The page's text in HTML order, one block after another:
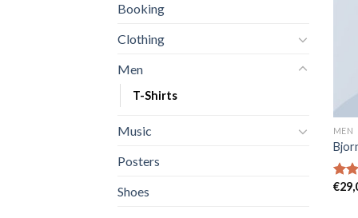
Booking
Clothing
Men
T-Shirts
Music
Posters
Shoes
MEN
Note
€